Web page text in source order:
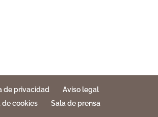
de privacidad
Aviso legal
de cookies
Sala de prensa